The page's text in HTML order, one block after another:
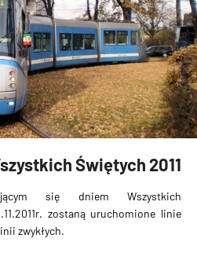
Świętych 2011
się dniem Wszystkich
zostaną uruchomione linie
zwykłych.